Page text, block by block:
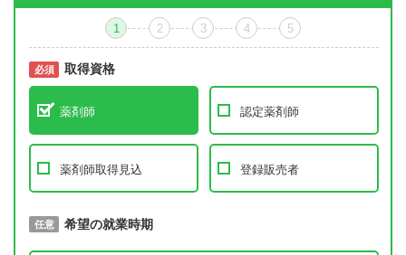
1 2 3 4 5
必須 取得資格
薬剤師 認定薬剤師
薬剤師取得見込 登録販売者
必須 取得予定年
任意 希望の就業時期